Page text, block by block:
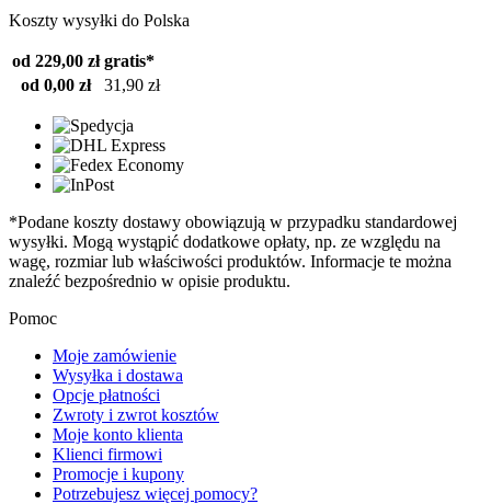
Koszty wysyłki do Polska
od 229,00 zł gratis*
od 0,00 zł
31,90 zł
*Podane koszty dostawy obowiązują w przypadku standardowej
wysyłki. Mogą wystąpić dodatkowe opłaty, np. ze względu na
wagę, rozmiar lub właściwości produktów. Informacje te można
znaleźć bezpośrednio w opisie produktu.
Pomoc
Moje zamówienie
Wysyłka i dostawa
Opcje płatności
Zwroty i zwrot kosztów
Moje konto klienta
Klienci firmowi
Promocje i kupony
Potrzebujesz więcej pomocy?